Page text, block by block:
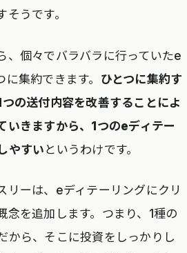
うです。
、個々でバラバラに行っていたe
集約できます。 ひとつに集約す
の送付内容を改善することによ
いきますから、1つのeディテー
やすい というわけです。
リーは、eディテーリングにクリ
念を追加します。つまり、1種の
から、そこに投資をしっかりし